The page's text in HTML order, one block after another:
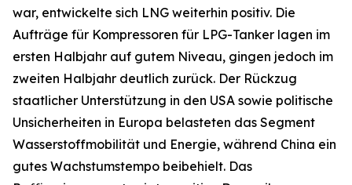
war, entwickelte sich LNG weiterhin positiv. Die
Aufträge für Kompressoren für LPG-Tanker lagen im
ersten Halbjahr auf gutem Niveau, gingen jedoch im
zweiten Halbjahr deutlich zurück. Der Rückzug
staatlicher Unterstützung in den USA sowie politische
Unsicherheiten in Europa belasteten das Segment
Wasserstoffmobilität und Energie, während China ein
gutes Wachstumstempo beibehielt. Das